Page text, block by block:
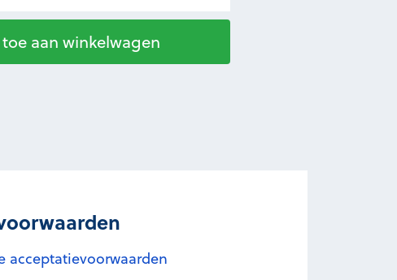
aan winkelwagen
acceptatievoorwaarden